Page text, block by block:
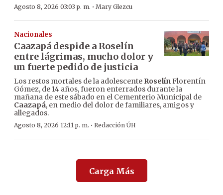
Agosto 8, 2026 03:03 p. m. · Mary Glezcu
Nacionales
Caazapá despide a Roselín
entre lágrimas, mucho dolor y
un fuerte pedido de justicia
Los restos mortales de la adolescente RoselínFlorentín
Gómez, de 14 años, fueron enterrados durante la
mañana de este sábado en el Cementerio Municipal de
Caazapá, en medio del dolor de familiares, amigos y
allegados.
Agosto 8, 2026 12:11 p. m. · Redacción ÚH
Carga Más